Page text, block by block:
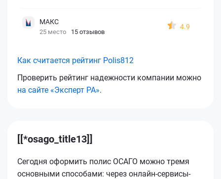
МАКС
25 место 15 отзывов
4.9
Как считается рейтинг Polis812
Проверить рейтинг надежности компании можно
на сайте «Эксперт РА».
[[*osago_title13]]
Сегодня оформить полис ОСАГО можно тремя
основными способами: через онлайн-сервисы-